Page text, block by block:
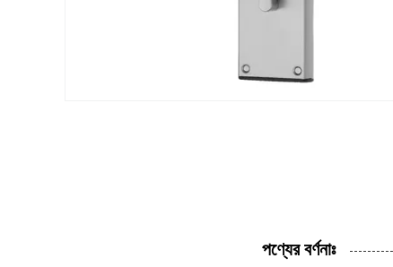
পণ্যের বর্ণনাঃ